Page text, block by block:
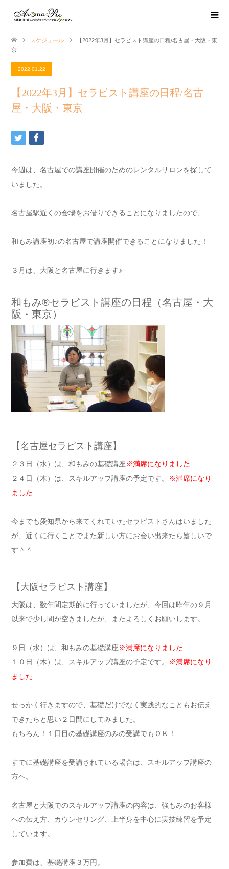
スケジュール
【2022年3月】セラピスト講座の日程/名古屋・大阪・東
京
2022.01.22
【2022年3月】セラピスト講座の日程/名古
屋・大阪・東京
今週は、 名古屋での講座開催のためのレンタルサロンを探して
いました。
名古屋駅近くの会場をお借りできることになりましたので、
和もみ講座初♪の名古屋で講座開催できることになりました！
３月は、大阪と名古屋に行きます♪
和もみ®セラピスト講座の日程（名古屋・大
阪・東京）
【名古屋セラピスト講座】
２３日（水）は、和もみの基礎講座※満席になりました
２４日（木）は、スキルアップ講座の予定です。
※満席になり
ました
今までも愛知県から来てくれていたセラピストさんはいました
が、 近くに行くことでまた新しい方にお会い出来たら嬉しいで
す＾＾
【大阪セラピスト講座】
大阪は、数年間定期的に行っていましたが、 今回は昨年の９月
以来で少し間が空きましたが、
またよろしくお願いします。
９日（水）は、和もみの基礎講座※満席になりました
１０日（木）は、スキルアップ講座の予定です。
※満席になり
ました
せっかく行きますので、 基礎だけでなく実践的なこともお伝え
できたらと思い２日間にしてみました。
もちろん！１日目の基礎講座のみの受講でもＯＫ！
すでに基礎講座を受講されている場合は、
スキルアップ講座の
方へ。
名古屋と大阪でのスキルアップ講座の内容は、 強もみのお客様
への伝え方、カウンセリング、
上半身を中心に実技練習を予定
しています。
参加費は、基礎講座３万円。